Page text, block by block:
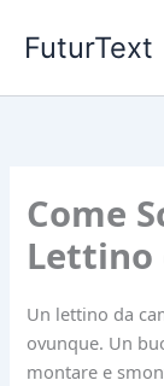
FuturText
Come
Lettino
Un lettino da
ovunque. Un
montare e